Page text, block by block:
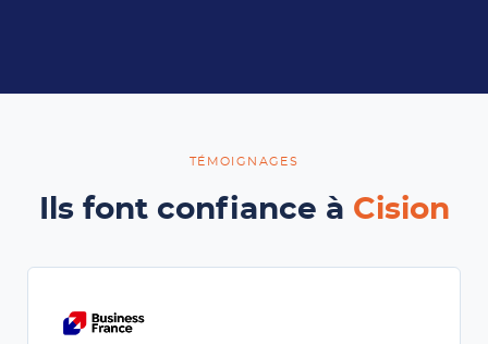
TÉMOIGNAGES
Ils font confiance à Cision